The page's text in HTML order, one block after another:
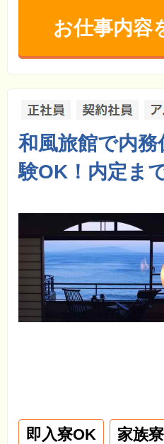
お仕事内容
和風旅館で内
験OK！内定ま
即入寮OK 家族